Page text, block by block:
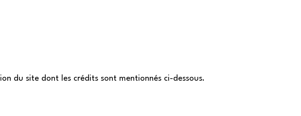
du site dont les crédits sont mentionnés ci-dessous.